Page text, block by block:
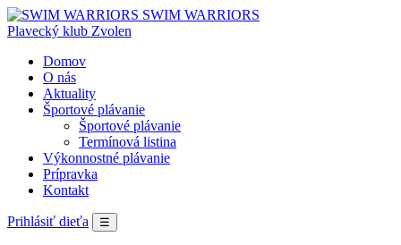
SWIM WARRIORS
Plavecký klub Zvolen
Domov
O nás
Aktuality
Športové plávanie
Športové plávanie
Termínová listina
Výkonnostné plávanie
Prípravka
Kontakt
Prihlásiť dieťa ☰